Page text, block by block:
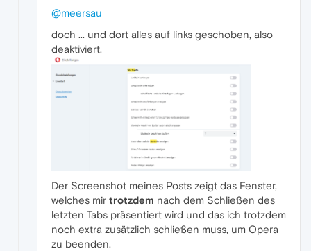
@meersau
doch ... und dort alles auf links geschoben, also
deaktiviert.
Der Screenshot meines Posts zeigt das Fenster,
welches mir trotzdem nach dem Schließen des
letzten Tabs präsentiert wird und das ich trotzdem
noch extra zusätzlich schließen muss, um Opera
zu beenden.